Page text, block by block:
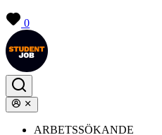
0
ARBETSSÖKANDE